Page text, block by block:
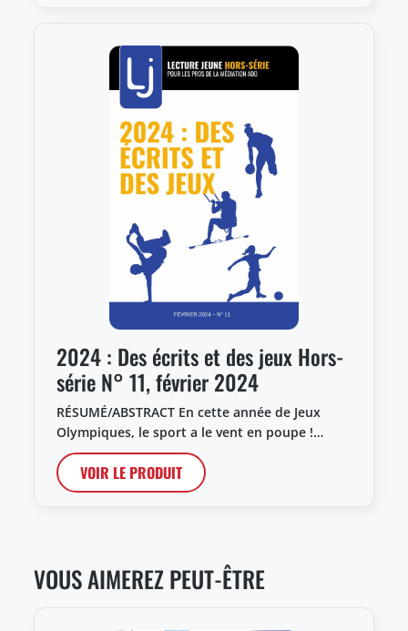
2024 : Des écrits et des jeux Hors-
série N° 11, février 2024
RÉSUMÉ/ABSTRACT En cette année de Jeux
Olympiques, le sport a le vent en poupe !…
VOIR LE PRODUIT
VOUS AIMEREZ PEUT-ÊTRE